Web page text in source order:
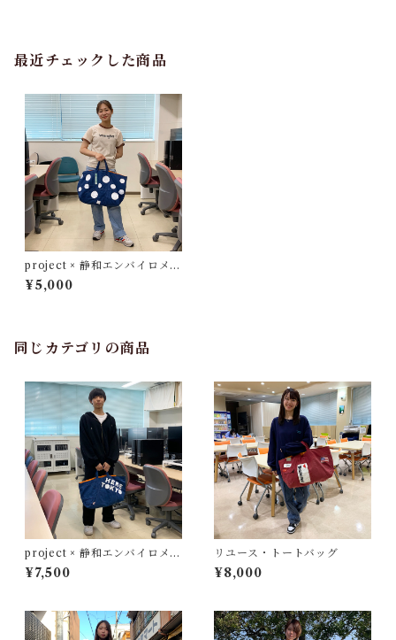
最近チェックした商品
project × 静和エンバイロメン
ト
¥5,000
同じカテゴリの商品
project × 静和エンバイロメン
ト
¥7,500
リユース・トートバッグ
¥8,000